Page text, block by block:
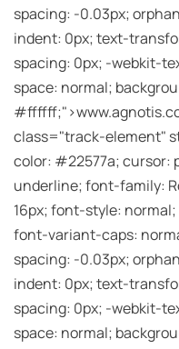
spacing: -0.03px;
indent: 0px; text-
spacing: 0px; -webkit-
space: normal;
class="track-element"
color: #22577a; cursor:
underline; font-family:
16px; font-style:
font-variant-caps:
spacing: -0.03px;
indent: 0px; text-
spacing: 0px; -webkit-
space: normal;